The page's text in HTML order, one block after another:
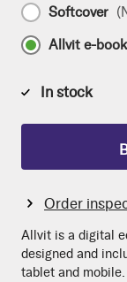
Softcover (
Allvit e-book
In stock
Order
Allvit is a digital
designed and
tablet and